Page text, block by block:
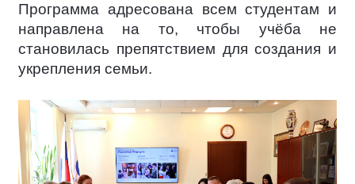
Программа адресована всем студентам и
направлена на то, чтобы учёба не
становилась препятствием для создания и
укрепления семьи.